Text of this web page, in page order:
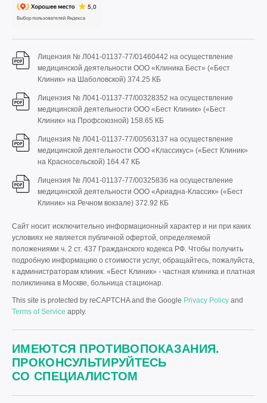
Лицензия № Л041-01137-77/01460442 на осуществление
медицинской деятельности ООО «Клиника Бест» («Бест
Клиник» на Шаболовской) 374.25 КБ
Лицензия № Л041-01137-77/00328352 на осуществление
медицинской деятельности ООО «Бест Клиник» («Бест
Клиник» на Профсоюзной) 158.65 КБ
Лицензия № Л041-01137-77/00563137 на осуществление
медицинской деятельности ООО «Классикус» («Бест Клиник»
на Красносельской) 164.47 КБ
Лицензия № Л041-01137-77/00325836 на осуществление
медицинской деятельности ООО «Ариадна-Классик» («Бест
Клиник» на Речном вокзале) 372.92 КБ
Сайт носит исключительно информационный характер и ни при каких
условиях не является публичной офертой, определяемой
положениями ч. 2 ст. 437 Гражданского кодекса РФ. Чтобы получить
подробную информацию о стоимости услуг, обращайтесь, пожалуйста,
к администраторам клиник. «Бест Клиник» - частная клиника и платная
поликлиника в Москве, больница стационар.
This site is protected by reCAPTCHA and the Google Privacy Policy and
Terms of Service apply.
ИМЕЮТСЯ ПРОТИВОПОКАЗАНИЯ.
ПРОКОНСУЛЬТИРУЙТЕСЬ
СО СПЕЦИАЛИСТОМ